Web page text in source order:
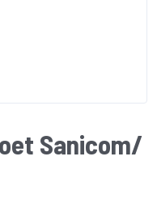
Sanicom/